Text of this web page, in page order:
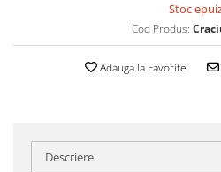
Stoc
Cod Produs:
Adauga la Favorite
Descriere